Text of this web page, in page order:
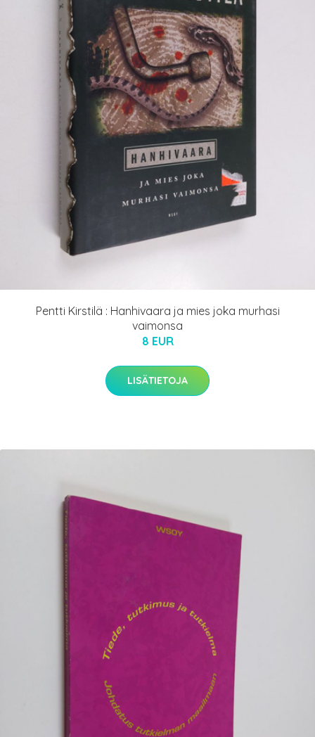
Pentti Kirstilä : Hanhivaara ja mies joka murhasi
vaimonsa
8 EUR
LISÄTIETOJA